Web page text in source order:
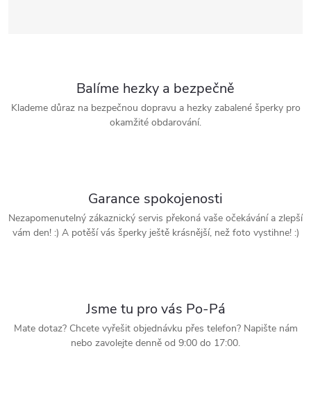
Balíme hezky a bezpečně
Klademe důraz na bezpečnou dopravu a hezky zabalené šperky pro
okamžité obdarování.
Garance spokojenosti
Nezapomenutelný zákaznický servis překoná vaše očekávání a zlepší
vám den! :) A potěší vás šperky ještě krásnější, než foto vystihne! :)
Jsme tu pro vás Po-Pá
Mate dotaz? Chcete vyřešit objednávku přes telefon? Napište nám
nebo zavolejte denně od 9:00 do 17:00.